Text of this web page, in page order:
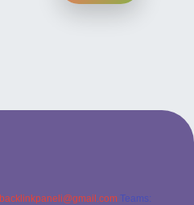
backlinkpaneli@gmail.com Teams: